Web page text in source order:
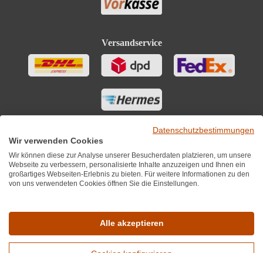
Versandservice
Datenschutzbestimmungen
Wir verwenden Cookies
Wir können diese zur Analyse unserer Besucherdaten platzieren, um unsere
Webseite zu verbessern, personalisierte Inhalte anzuzeigen und Ihnen ein
großartiges Webseiten-Erlebnis zu bieten. Für weitere Informationen zu den
von uns verwendeten Cookies öffnen Sie die Einstellungen.
Alle akzeptieren